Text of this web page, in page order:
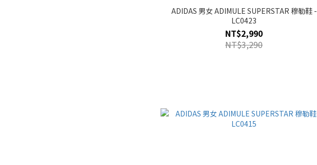
ADIDAS 男女 ADIMULE SUPERSTAR 穆勒鞋 -
LC0423
NT$2,990
NT$3,290